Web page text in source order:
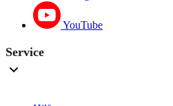
YouTube
Service